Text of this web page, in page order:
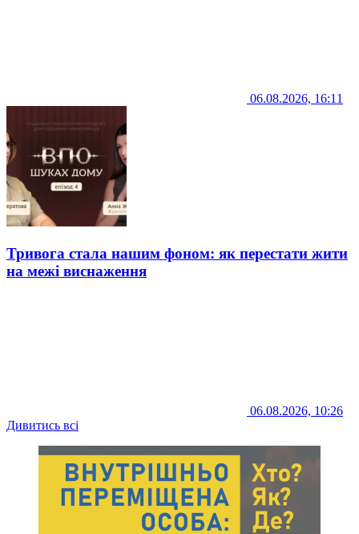
06.08.2026, 16:11
Тривога стала нашим фоном: як перестати жити
на межі виснаження
06.08.2026, 10:26
Дивитись всі